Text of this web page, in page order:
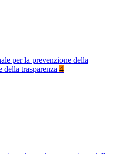
per la prevenzione della
della trasparenza 4